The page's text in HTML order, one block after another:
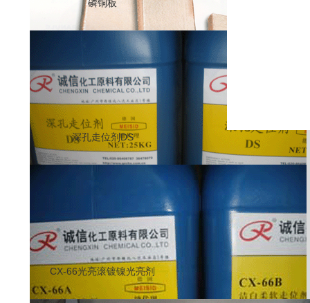
磷铜板
深孔走位剂DS
CX-66光亮滚镀镍光亮剂